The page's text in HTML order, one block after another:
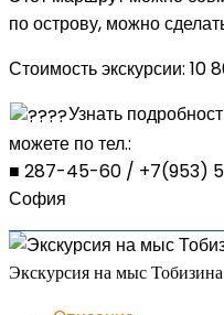
по острову, можно
Стоимость экскурсии: 10
Узнать
можете по тел.:
■ 287-45-60 / +7(953)
София
Экскурсия на мыс Тобизина